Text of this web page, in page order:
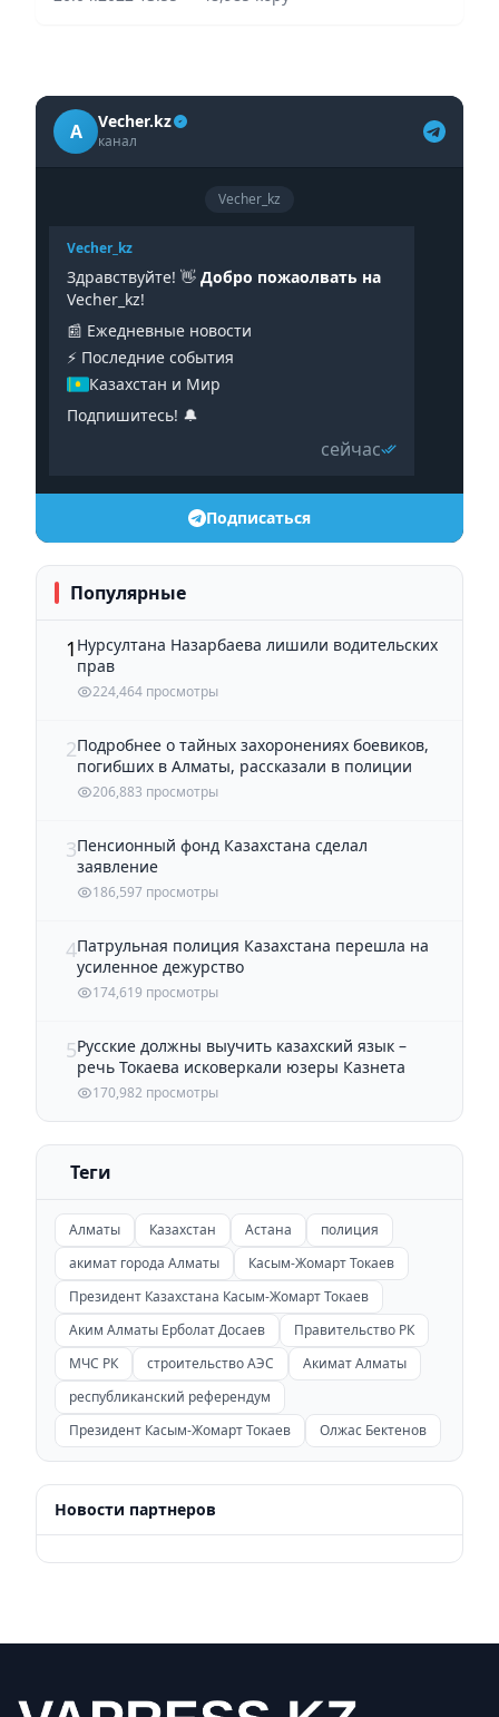
A Vecher.kz
канал
Vecher_kz
Vecher_kz
Здравствуйте! 👋 Добро пожаолвать на
Vecher_kz!
📰 Ежедневные новости
⚡️ Последние события
Казахстан и Мир
Подпишитесь! 🔔
сейчас
Подписаться
Популярные
1 Нурсултана Назарбаева лишили водительских
прав
224,464 просмотры
2Подробнее о тайных захоронениях боевиков,
погибших в Алматы, рассказали в полиции
206,883 просмотры
3Пенсионный фонд Казахстана сделал
заявление
186,597 просмотры
4Патрульная полиция Казахстана перешла на
усиленное дежурство
174,619 просмотры
5Русские должны выучить казахский язык –
речь Токаева исковеркали юзеры Казнета
170,982 просмотры
Теги
Алматы Казахстан Астана
полиция
акимат города Алматы
Касым-Жомарт Токаев
Президент Казахстана Касым-Жомарт Токаев
Аким Алматы Ерболат Досаев
Правительство РК
МЧС РК
строительство АЭС
Акимат Алматы
республиканский референдум
Президент Касым-Жомарт Токаев
Олжас Бектенов
Новости партнеров